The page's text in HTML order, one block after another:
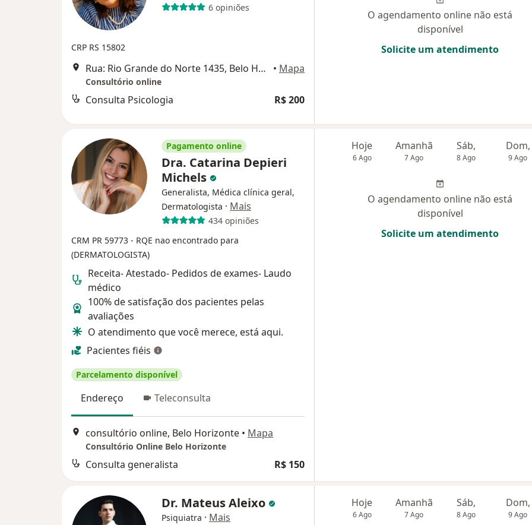
6 opiniões
CRP RS 15802
Rua: Rio Grande do Norte 1435, Belo Horizonte • Mapa
Consultório online
Consulta Psicologia R$ 200
O agendamento online não está
disponível
Solicite um atendimento
Pagamento online
Dra. Catarina Depieri
Michels
Generalista, Médica clínica geral,
Dermatologista · Mais
434 opiniões
CRM PR 59773 - RQE nao encontrado para
(DERMATOLOGISTA)
Receita- Atestado- Pedidos de exames- Laudo
médico
100% de satisfação dos pacientes pelas
avaliações
O atendimento que você merece, está aqui.
Pacientes fiéis
Parcelamento disponível
Endereço Teleconsulta
consultório online, Belo Horizonte • Mapa
Consultório Online Belo Horizonte
Consulta generalista R$ 150
Hoje
6 Ago
Amanhã
7 Ago
Sáb,
8 Ago
Dom,
9 Ago
O agendamento online não está
disponível
Solicite um atendimento
Dr. Mateus Aleixo
Psiquiatra · Mais
Hoje
6 Ago
Amanhã
7 Ago
Sáb,
8 Ago
Dom,
9 Ago